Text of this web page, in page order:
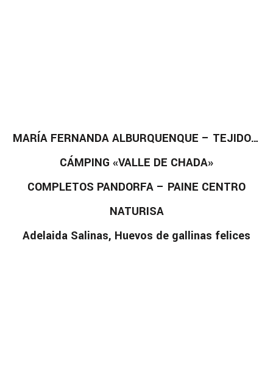
MARÍA FERNANDA ALBURQUENQUE – TEJIDOS FEI
CÁMPING «VALLE DE CHADA»
COMPLETOS PANDORFA – PAINE CENTRO
NATURISA
Adelaida Salinas, Huevos de gallinas felices